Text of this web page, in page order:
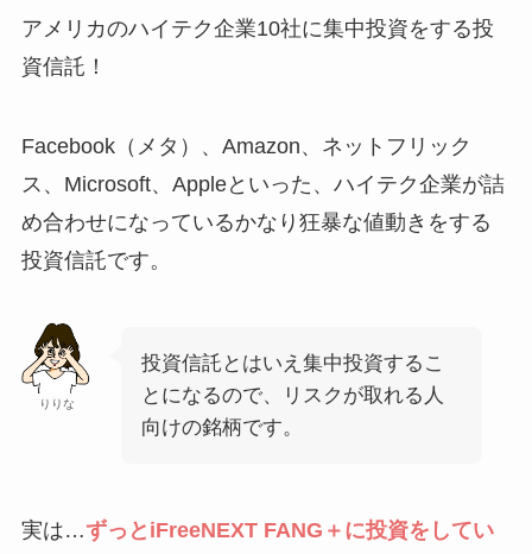
アメリカのハイテク企業10社に集中投資をする投
資信託！
Facebook（メタ）、Amazon、ネットフリック
ス、Microsoft、Appleといった、ハイテク企業が詰
め合わせになっているかなり狂暴な値動きをする
投資信託です。
りりな
投資信託とはいえ集中投資するこ
とになるので、リスクが取れる人
向けの銘柄です。
実は…ずっとiFreeNEXT FANG＋に投資をしてい